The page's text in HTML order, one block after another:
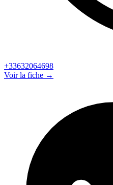
+33632064698
Voir la fiche →